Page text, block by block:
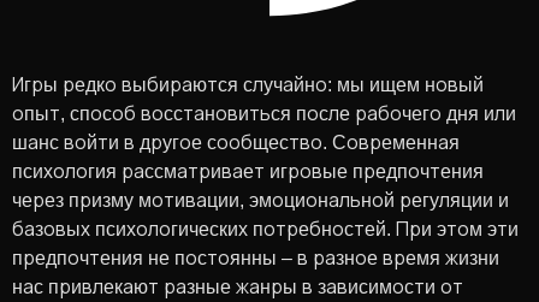
Игры редко выбираются случайно: мы ищем новый
опыт, способ восстановиться после рабочего дня или
шанс войти в другое сообщество. Современная
психология рассматривает игровые предпочтения
через призму мотивации, эмоциональной регуляции и
базовых психологических потребностей. При этом эти
предпочтения не постоянны – в разное время жизни
нас привлекают разные жанры в зависимости от